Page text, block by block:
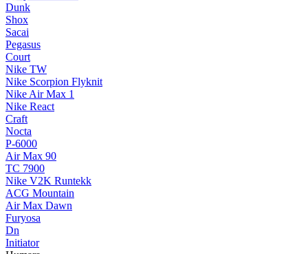
Dunk
Shox
Sacai
Pegasus
Court
Nike TW
Nike Scorpion Flyknit
Nike Air Max 1
Nike React
Craft
Nocta
P-6000
Air Max 90
TC 7900
Nike V2K Runtekk
ACG Mountain
Air Max Dawn
Furyosa
Dn
Initiator